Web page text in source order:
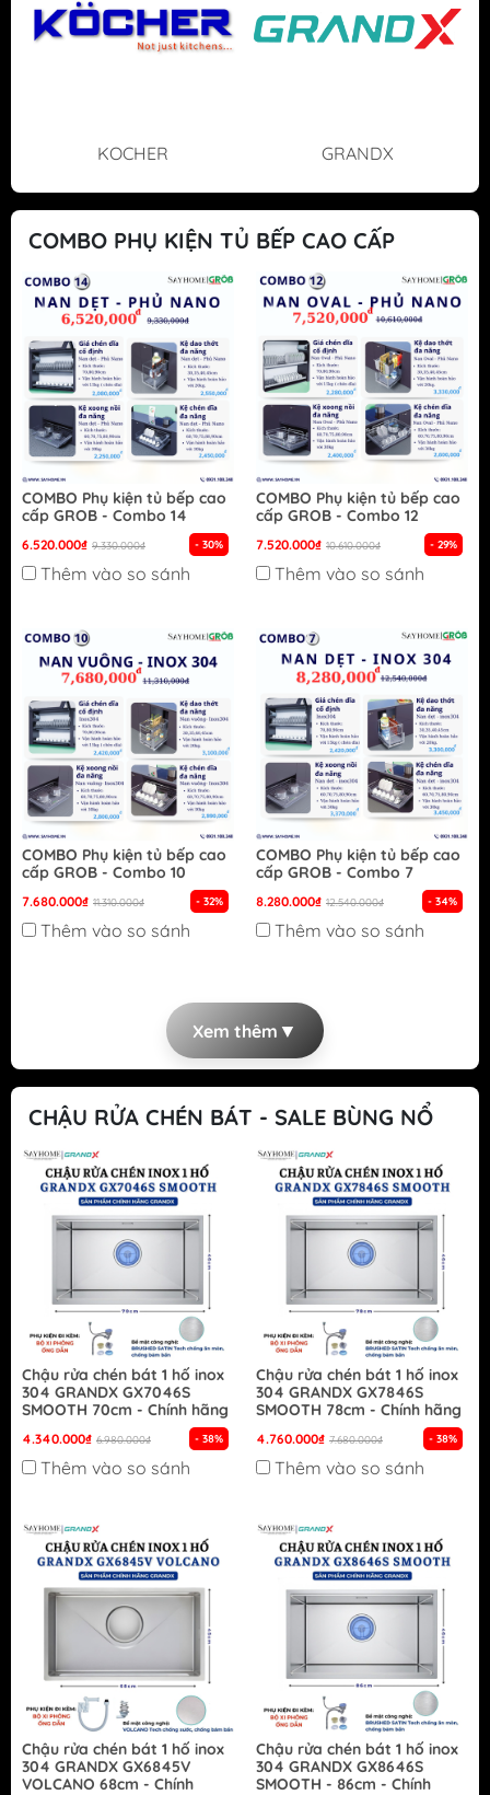
KOCHER GRANDX
COMBO PHỤ KIỆN TỦ BẾP CAO CẤP
COMBO Phụ kiện tủ bếp cao
cấp GROB - Combo 14
6.520.000₫ 9.330.000₫ - 30%
Thêm vào so sánh
COMBO Phụ kiện tủ bếp cao
cấp GROB - Combo 12
7.520.000₫ 10.610.000₫ - 29%
Thêm vào so sánh
COMBO Phụ kiện tủ bếp cao
cấp GROB - Combo 10
7.680.000₫ 11.310.000₫ - 32%
Thêm vào so sánh
COMBO Phụ kiện tủ bếp cao
cấp GROB - Combo 7
8.280.000₫ 12.540.000₫ - 34%
Thêm vào so sánh
Xem thêm ▼
CHẬU RỬA CHÉN BÁT - SALE BÙNG NỔ
Chậu rửa chén bát 1 hố inox
304 GRANDX GX7046S
SMOOTH 70cm - Chính hãng
4.340.000₫ 6.980.000₫ - 38%
Thêm vào so sánh
Chậu rửa chén bát 1 hố inox
304 GRANDX GX7846S
SMOOTH 78cm - Chính hãng
4.760.000₫ 7.680.000₫ - 38%
Thêm vào so sánh
Chậu rửa chén bát 1 hố inox
304 GRANDX GX6845V
VOLCANO 68cm - Chính
Chậu rửa chén bát 1 hố inox
304 GRANDX GX8646S
SMOOTH - 86cm - Chính